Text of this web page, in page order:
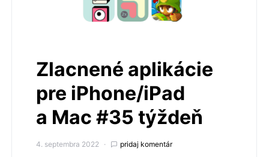
Zlacnené aplikácie
pre iPhone/iPad
a Mac #35 týždeň
4. septembra 2022 pridaj komentár